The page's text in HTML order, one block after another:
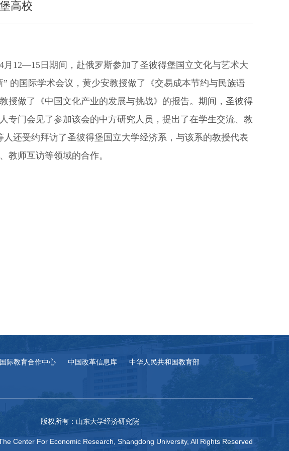
高校
12—15日期间，赴俄罗斯参加了圣彼得堡国立文化与艺术大
的国际学术会议，黄少安教授做了《交易成本节约与民族语
授做了《中国文化产业的发展与挑战》的报告。期间，圣彼得
专门会见了参加该会的中方研究人员，提出了在学生交流、教
还受约拜访了圣彼得堡国立大学经济系，与该系的教授代表
教师互访等领域的合作。
际教育合作中心 中国改革信息库 中华人民共和国教育部
版权所有：山东大学经济研究院
Center For Economic Research, Shangdong University, All Rights Reserved